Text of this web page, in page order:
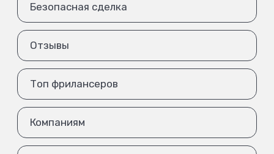
Безопасная сделка
Отзывы
Топ фрилансеров
Компаниям